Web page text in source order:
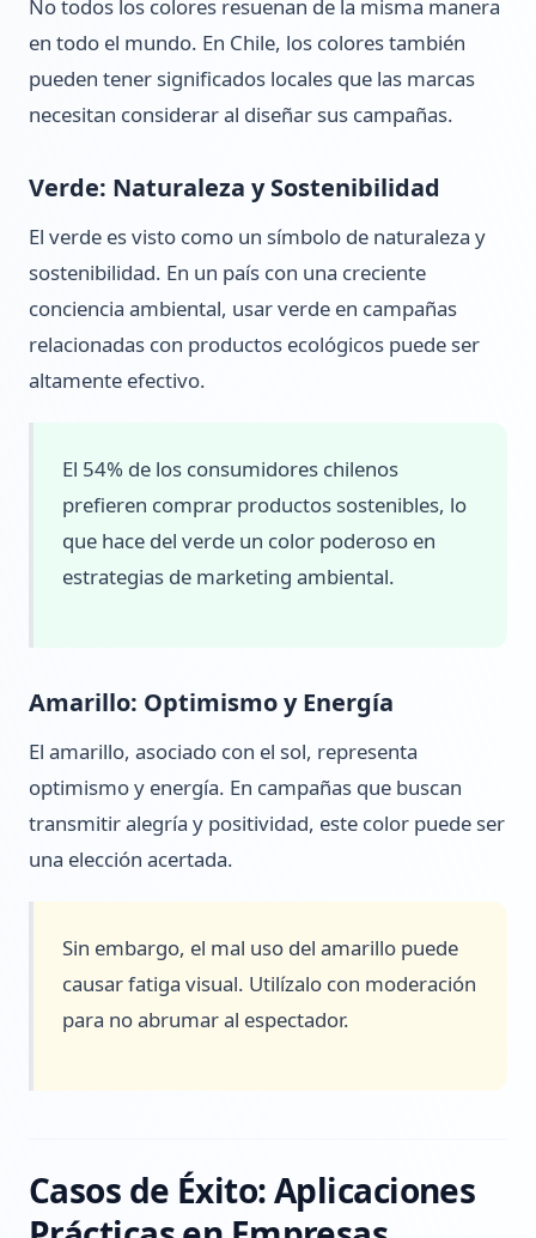
No todos los colores resuenan de la misma manera
en todo el mundo. En Chile, los colores también
pueden tener significados locales que las marcas
necesitan considerar al diseñar sus campañas.
Verde: Naturaleza y Sostenibilidad
El verde es visto como un símbolo de naturaleza y
sostenibilidad. En un país con una creciente
conciencia ambiental, usar verde en campañas
relacionadas con productos ecológicos puede ser
altamente efectivo.
El 54% de los consumidores chilenos
prefieren comprar productos sostenibles, lo
que hace del verde un color poderoso en
estrategias de marketing ambiental.
Amarillo: Optimismo y Energía
El amarillo, asociado con el sol, representa
optimismo y energía. En campañas que buscan
transmitir alegría y positividad, este color puede ser
una elección acertada.
Sin embargo, el mal uso del amarillo puede
causar fatiga visual. Utilízalo con moderación
para no abrumar al espectador.
Casos de Éxito: Aplicaciones